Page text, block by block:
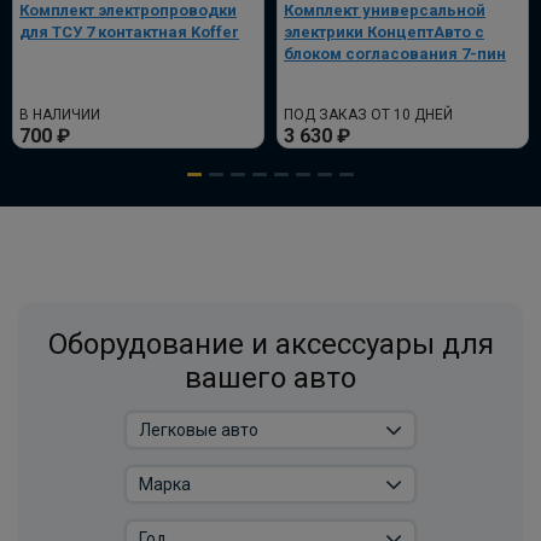
Комплект электрики фаркопа
ПОД ЗАКАЗ ОТ 14 ДНЕЙ
по запросу
В корзину
ПОД ЗАКАЗ ОТ 14 ДНЕЙ
по запросу
В корзину
Комплект электропроводки
для ТСУ 7 контактная Koffer
В НАЛИЧИИ
700 ₽
Комплект универсальной
электрики КонцептАвто с
блоком согласования 7-пин
ПОД ЗАКАЗ ОТ 10 ДНЕЙ
3 630 ₽
Оборудование и аксессуары для
вашего авто